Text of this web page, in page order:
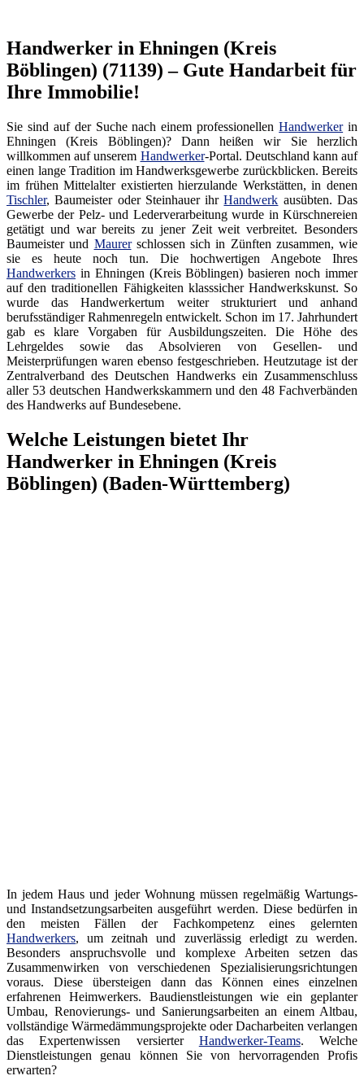
Handwerker in Ehningen (Kreis
Böblingen) (71139) – Gute Handarbeit für
Ihre Immobilie!
Sie sind auf der Suche nach einem professionellenHandwerkerin
Ehningen (Kreis Böblingen)? Dann heißen wir Sie herzlich
willkommen auf unserem Handwerker-Portal. Deutschland kann auf
einen lange Tradition im Handwerksgewerbe zurückblicken. Bereits
im frühen Mittelalter existierten hierzulande Werkstätten, in denen
Tischler, Baumeister oder Steinhauer ihrHandwerk ausübten. Das
Gewerbe der Pelz- und Lederverarbeitung wurde in Kürschnereien
getätigt und war bereits zu jener Zeit weit verbreitet. Besonders
Baumeister und Maurerschlossen sich in Zünften zusammen, wie
sie es heute noch tun. Die hochwertigen Angebote Ihres
Handwerkers in Ehningen (Kreis Böblingen) basieren noch immer
auf den traditionellen Fähigkeiten klasssicher Handwerkskunst. So
wurde das Handwerkertum weiter strukturiert und anhand
berufsständiger Rahmenregeln entwickelt. Schon im 17. Jahrhundert
gab es klare Vorgaben für Ausbildungszeiten. Die Höhe des
Lehrgeldes sowie das Absolvieren von Gesellen- und
Meisterprüfungen waren ebenso festgeschrieben. Heutzutage ist der
Zentralverband des Deutschen Handwerks ein Zusammenschluss
aller 53 deutschen Handwerkskammern und den 48 Fachverbänden
des Handwerks auf Bundesebene.
Welche Leistungen bietet Ihr
Handwerker in Ehningen (Kreis
Böblingen) (Baden-Württemberg)
In jedem Haus und jeder Wohnung müssen regelmäßig Wartungs-
und Instandsetzungsarbeiten ausgeführt werden. Diese bedürfen in
den meisten Fällen der Fachkompetenz eines gelernten
Handwerkers, um zeitnah und zuverlässig erledigt zu werden.
Besonders anspruchsvolle und komplexe Arbeiten setzen das
Zusammenwirken von verschiedenen Spezialisierungsrichtungen
voraus. Diese übersteigen dann das Können eines einzelnen
erfahrenen Heimwerkers. Baudienstleistungen wie ein geplanter
Umbau, Renovierungs- und Sanierungsarbeiten an einem Altbau,
vollständige Wärmedämmungsprojekte oder Dacharbeiten verlangen
das Expertenwissen versierter Handwerker-Teams. Welche
Dienstleistungen genau können Sie von hervorragenden Profis
erwarten?